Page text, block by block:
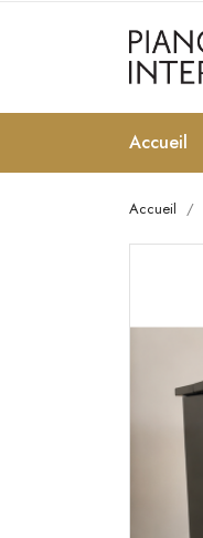
Accueil
Accueil